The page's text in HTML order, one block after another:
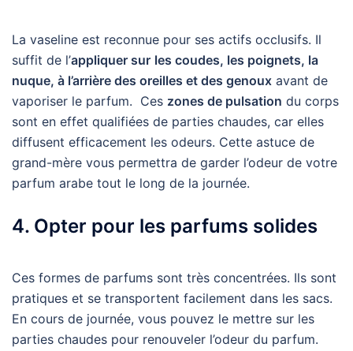
La vaseline est reconnue pour ses actifs occlusifs. Il
suffit de l’appliquer sur les coudes, les poignets, la
nuque, à l’arrière des oreilles et des genoux avant de
vaporiser le parfum. Ces zones de pulsation du corps
sont en effet qualifiées de parties chaudes, car elles
diffusent efficacement les odeurs. Cette astuce de
grand-mère vous permettra de garder l’odeur de votre
parfum arabe tout le long de la journée.
4. Opter pour les parfums solides
Ces formes de parfums sont très concentrées. Ils sont
pratiques et se transportent facilement dans les sacs.
En cours de journée, vous pouvez le mettre sur les
parties chaudes pour renouveler l’odeur du parfum.